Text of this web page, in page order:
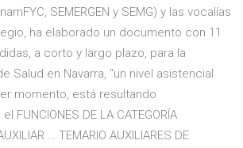
SEMERGEN y SEMG) y las vocalías
ha elaborado un documento con 11
a corto y largo plazo, para la
Salud en Navarra, “un nivel asistencial
momento, está resultando
FUNCIONES DE LA CATEGORÍA
… TEMARIO AUXILIARES DE